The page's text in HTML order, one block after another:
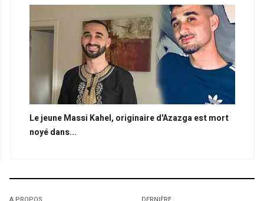
Le jeune Massi Kahel, originaire d'Azazga est mort
noyé dans...